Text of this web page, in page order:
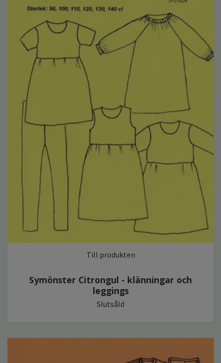
Till produkten
Symönster Citrongul - klänningar och
leggings
Slutsåld